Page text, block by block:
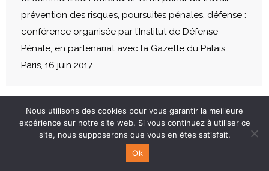
prévention des risques, poursuites pénales, défense :
conférence organisée par l’Institut de Défense
Pénale, en partenariat avec la Gazette du Palais,
Paris, 16 juin 2017
Nous utilisons des cookies pour vous garantir la meilleure
expérience sur notre site web. Si vous continuez à utiliser ce
site, nous supposerons que vous en êtes satisfait.
Ok